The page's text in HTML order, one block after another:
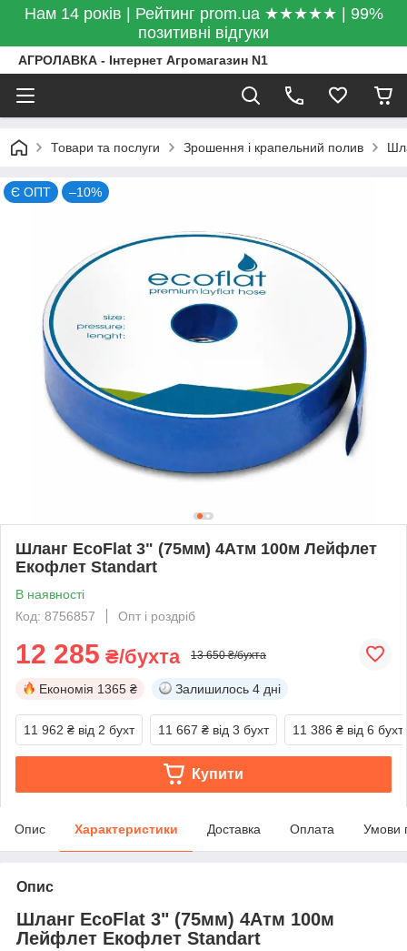
Нам 14 років | Рейтинг prom.ua ★★★★★ | 99%
позитивні відгуки
АГРОЛАВКА - Інтернет Агромагазин N1
Товари та послуги Зрошення і крапельний полив
Є ОПТ –10%
Шланг EcoFlat 3" (75мм) 4Атм 100м Лейфлет
Екофлет Standart
В наявності
Код: 8756857
Опт і роздріб
12 285 ₴/бухта 13 650 ₴/бухта
Економія 1365 ₴ Залишилось 4 дні
11 962 ₴ від 2 бухт 11 667 ₴ від 3 бухт 11 386 ₴ від 6 бухт
Купити
Опис Характеристики Доставка Оплата Умови
Опис
Шланг EcoFlat 3" (75мм) 4Атм 100м
Лейфлет Екофлет Standart